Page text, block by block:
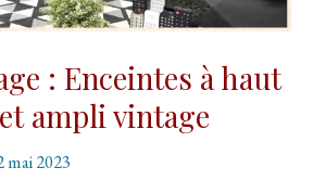
: Enceintes à haut
ampli vintage
mai 2023